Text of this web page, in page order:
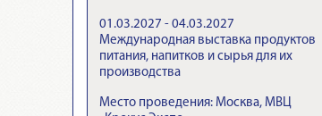
01.03.2027 - 04.03.2027
Международная выставка продуктов
питания, напитков и сырья для их
производства
Место проведения: Москва, МВЦ